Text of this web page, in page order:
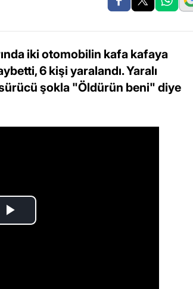
iki otomobilin kafa kafaya
6 kişi yaralandı. Yaralı
şokla "Öldürün beni" diye